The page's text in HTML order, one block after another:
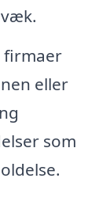
firmaer
eller
som